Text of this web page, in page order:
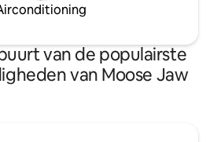
van de populairste
van Moose Jaw